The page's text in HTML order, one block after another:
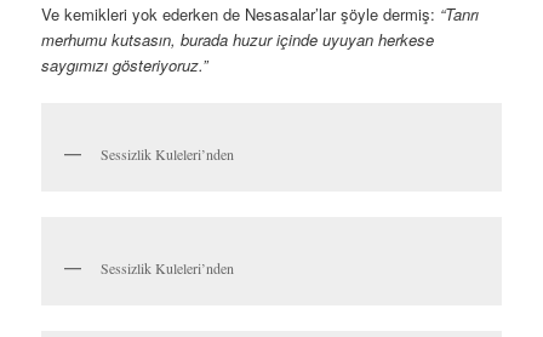
Ve kemikleri yok ederken de Nesasalar’lar şöyle dermiş: “Tanrı
merhumu kutsasın, burada huzur içinde uyuyan herkese
saygımızı gösteriyoruz.”
Sessizlik Kuleleri’nden